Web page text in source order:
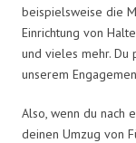
beispielsweise die
Einrichtung von
und vieles mehr.
unserem
Also, wenn du nach
deinen Umzug von